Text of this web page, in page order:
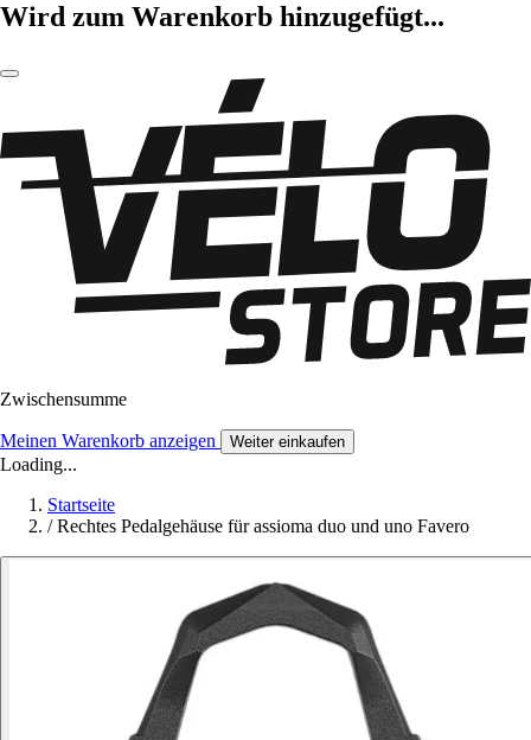
Wird zum Warenkorb hinzugefügt...
Zwischensumme
Meinen Warenkorb anzeigen Weiter einkaufen
Loading...
Startseite
/ Rechtes Pedalgehäuse für assioma duo und uno Favero